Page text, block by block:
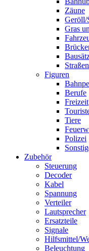
Zäune
Geröll/
Gras
Figuren
Berufe
Freizeit
Tiere
Polizei
Zubehör
Steuerung
Decoder
Kabel
Spannung
Verteiler
Lautsprecher
Ersatzteile
Signale
Hilfsmittel/
Beleuchtung